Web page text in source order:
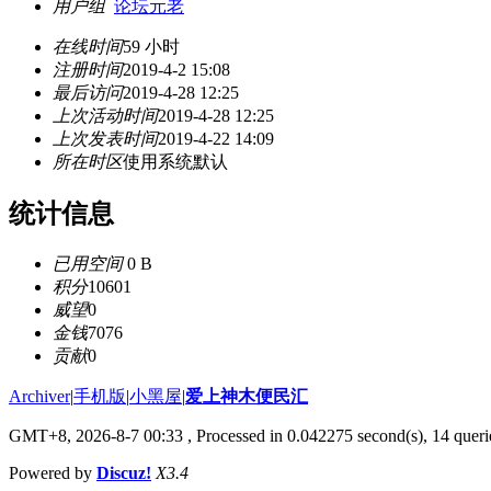
用户组 论坛元老
在线时间59 小时
注册时间2019-4-2 15:08
最后访问2019-4-28 12:25
上次活动时间2019-4-28 12:25
上次发表时间2019-4-22 14:09
所在时区使用系统默认
统计信息
已用空间0 B
积分10601
威望0
金钱7076
贡献0
Archiver|手机版|小黑屋|爱上神木便民汇
GMT+8, 2026-8-7 00:33 , Processed in 0.042275 second(s), 14
Powered by Discuz! X3.4